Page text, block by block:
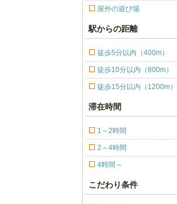
屋外の遊び場
駅からの距離
徒歩5分以内（400m）
徒歩10分以内（800m）
徒歩15分以内（1200m）
滞在時間
1～2時間
2～4時間
4時間～
こだわり条件